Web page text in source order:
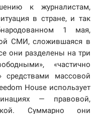
к журналистам,
в стране, и так
1 мая,
СМИ, сложившаяся в
они разделены на три
«частично
массовой
House использует
— правовой,
Суммарно они